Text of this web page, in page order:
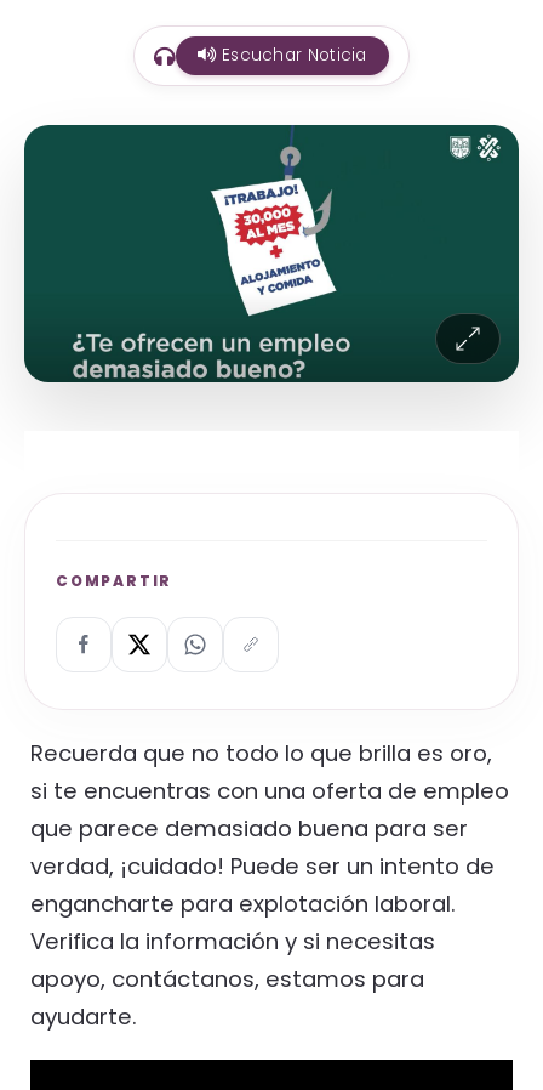
Escuchar Noticia
COMPARTIR
Recuerda que no todo lo que brilla es oro,
si te encuentras con una oferta de empleo
que parece demasiado buena para ser
verdad, ¡cuidado! Puede ser un intento de
engancharte para explotación laboral.
Verifica la información y si necesitas
apoyo, contáctanos, estamos para
ayudarte.